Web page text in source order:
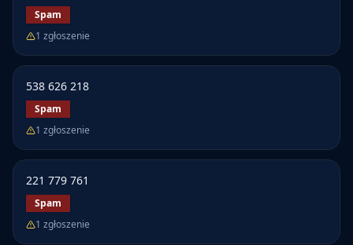
Spam
1 zgłoszenie
538 626 218
Spam
1 zgłoszenie
221 779 761
Spam
1 zgłoszenie